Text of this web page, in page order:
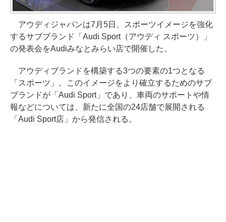
アウディジャパンは7月5日、スポーツイメージを強化
するサブブランド「Audi Sport（アウディ スポーツ）」
の発表会をAudiみなとみらい店で開催した。
アウディブランドを構築する3つの要素の1つとなる
「スポーツ」。このイメージをより確立するためのサブ
ブランドが「Audi Sport」であり、車両のサポートや情
報などについては、新たに全国の24店舗で展開される
「Audi Sport店」から発信される。